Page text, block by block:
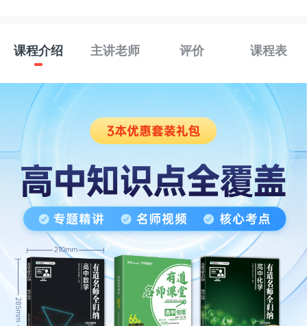
课程介绍 主讲老师 评价 课程表